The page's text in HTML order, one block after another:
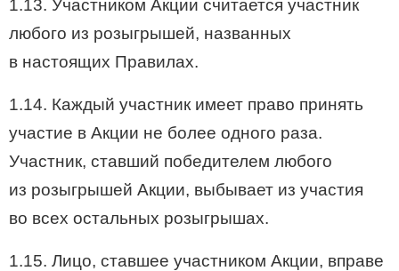
1.13. Участником Акции считается участник
любого из розыгрышей, названных
в настоящих Правилах.
1.14. Каждый участник имеет право принять
участие в Акции не более одного раза.
Участник, ставший победителем любого
из розыгрышей Акции, выбывает из участия
во всех остальных розыгрышах.
1.15. Лицо, ставшее участником Акции, вправе